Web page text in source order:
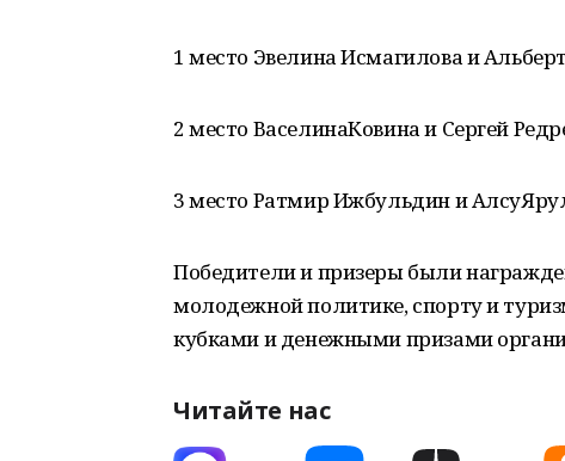
1 место Эвелина Исмагилова и
2 место ВаселинаКовина и Сергей
3 место Ратмир Ижбульдин и
Победители и призеры были
молодежной политике, спорту и
кубками и денежными призами
Читайте нас